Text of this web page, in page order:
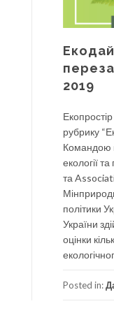
2019
рубрику
Командою
екології
та
політики
України
оцінки
Posted in: